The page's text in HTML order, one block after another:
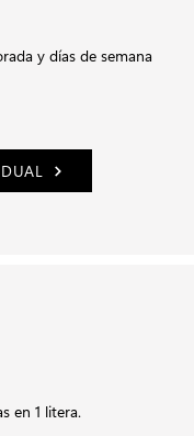
y días de semana
en 1 litera.